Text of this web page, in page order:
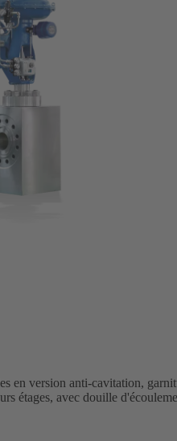
en version anti-cavitation,
étages, avec douille